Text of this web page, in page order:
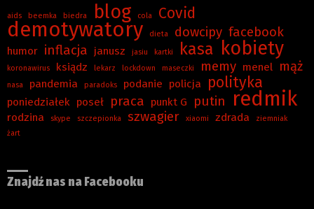
aids beemka biedra blog cola Covid
demotywatory dieta dowcipy facebook
humor inflacja janusz jasiu kartki kasa kobiety
koronawirus ksiądz lekarz lockdown maseczki memy menel mąż
nasa pandemia paradoks podanie policja polityka
poniedziałek poseł praca punkt G putin redmik
rodzina skype szczepionka szwagier xiaomi zdrada
ziemniak
żart
Znajdź nas na Facebooku